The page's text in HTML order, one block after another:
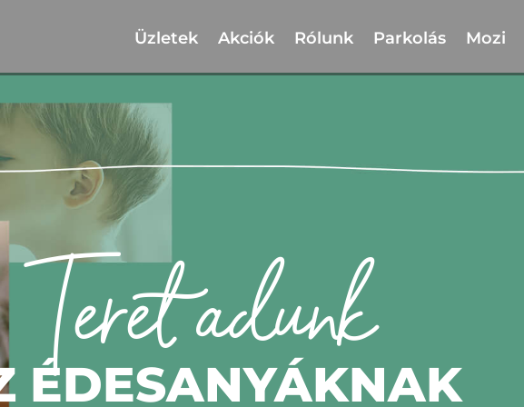
Üzletek Akciók Rólunk Parkolás Mozi
Teret adunk
ÉDESANYÁKNAK